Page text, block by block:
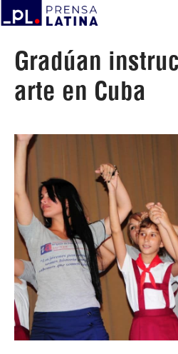
Gradúan
arte en Cuba